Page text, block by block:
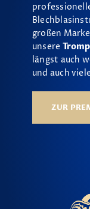
großen
unsere
längst auch
und auch
ZUR